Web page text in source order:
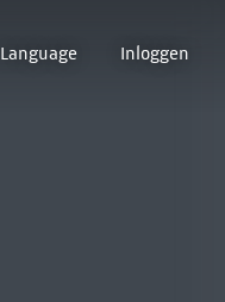
Language Inloggen